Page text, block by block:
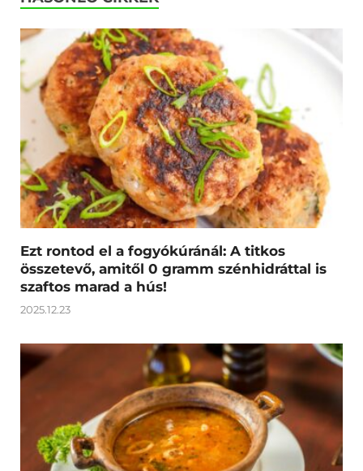
Ezt rontod el a fogyókúránál: A titkos
összetevő, amitől 0 gramm szénhidráttal is
szaftos marad a hús!
2025.12.23